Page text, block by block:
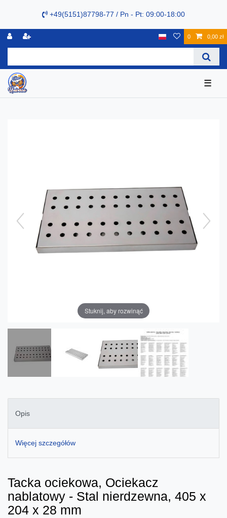
+49(5151)87798-77 / Pn - Pt: 09:00-18:00
0 0,00 zł
☰
Stuknij, aby rozwinąć
Opis
Więcej szczegółów
Tacka ociekowa, Ociekacz
nablatowy - Stal nierdzewna, 405 x
204 x 28 mm